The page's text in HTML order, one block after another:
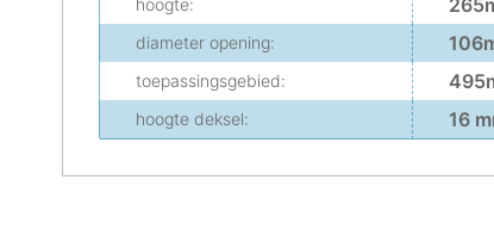
hoogte:
diameter opening:
toepassingsgebied:
hoogte deksel: 16